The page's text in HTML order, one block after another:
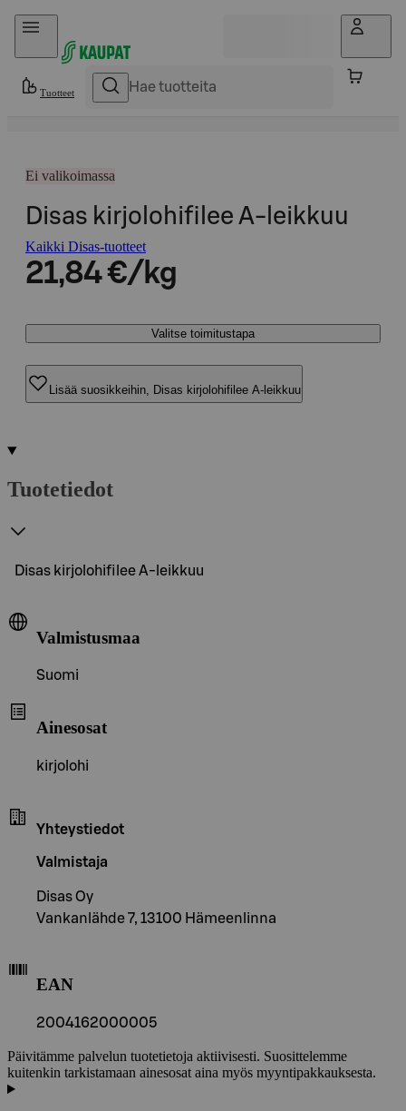
Hyppää sisältöön
Tuotteet
Ei valikoimassa
Disas kirjolohifilee A-leikkuu
Kaikki Disas-tuotteet
21,84 €/kg
Valitse toimitustapa
Lisää suosikkeihin, Disas kirjolohifilee A-leikkuu
Tuotetiedot
Disas kirjolohifilee A-leikkuu
Valmistusmaa
Suomi
Ainesosat
kirjolohi
Yhteystiedot
Valmistaja
Disas Oy
Vankanlähde 7, 13100 Hämeenlinna
EAN
2004162000005
Päivitämme palvelun tuotetietoja aktiivisesti. Suosittelemme
kuitenkin tarkistamaan ainesosat aina myös myyntipakkauksesta.